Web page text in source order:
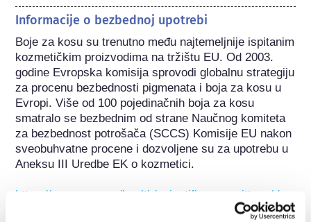
Informacije o bezbednoj upotrebi
Boje za kosu su trenutno među najtemeljnije ispitanim
kozmetičkim proizvodima na tržištu EU. Od 2003.
godine Evropska komisija sprovodi globalnu strategiju
za procenu bezbednosti pigmenata i boja za kosu u
Evropi. Više od 100 pojedinačnih boja za kosu
smatralo se bezbednim od strane Naučnog komiteta
za bezbednost potrošača (SCCS) Komisije EU nakon
sveobuhvatne procene i dozvoljene su za upotrebu u
Aneksu III Uredbe EK o kozmetici.
https://ec.europa.eu/health/scientific_committees/doc